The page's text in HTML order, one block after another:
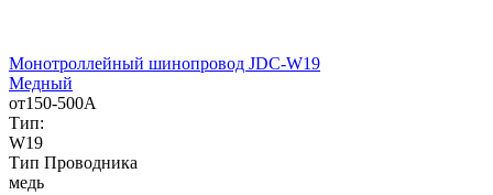
Монотроллейный шинопровод JDC-W19
Медный
от150-500А
Тип:
W19
Тип Проводника
медь